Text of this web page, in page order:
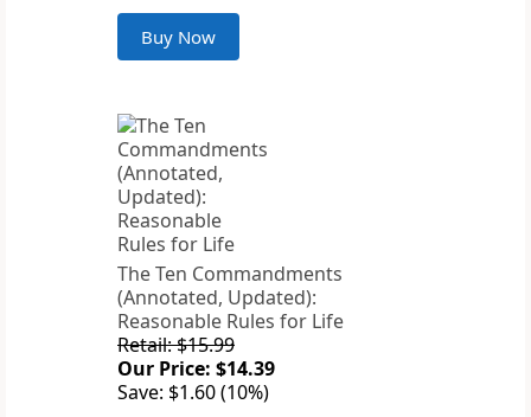
Buy Now
The Ten Commandments
(Annotated, Updated):
Reasonable Rules for Life
Retail: $15.99
Our Price: $14.39
Save: $1.60 (10%)